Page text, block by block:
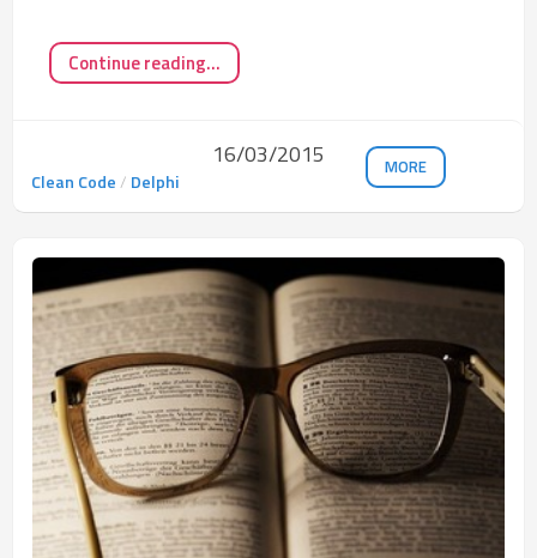
Continue reading...
16/03/2015
Clean Code/ Delphi
MORE